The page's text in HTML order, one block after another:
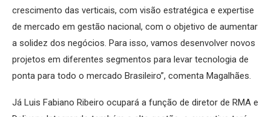
crescimento das verticais, com visão estratégica e expertise
de mercado em gestão nacional, com o objetivo de aumentar
a solidez dos negócios. Para isso, vamos desenvolver novos
projetos em diferentes segmentos para levar tecnologia de
ponta para todo o mercado Brasileiro”, comenta Magalhães.
Já Luis Fabiano Ribeiro ocupará a função de diretor de RMA e